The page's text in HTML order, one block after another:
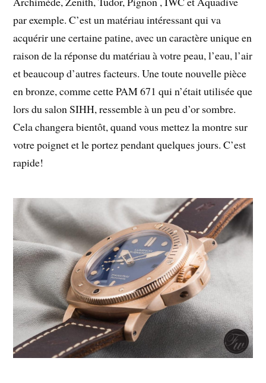
par exemple. C’est un matériau intéressant qui va
acquérir une certaine patine, avec un caractère unique en
raison de la réponse du matériau à votre peau, l’eau, l’air
et beaucoup d’autres facteurs. Une toute nouvelle pièce
en bronze, comme cette PAM 671 qui n’était utilisée que
lors du salon SIHH, ressemble à un peu d’or sombre.
Cela changera bientôt, quand vous mettez la montre sur
votre poignet et le portez pendant quelques jours. C’est
rapide!